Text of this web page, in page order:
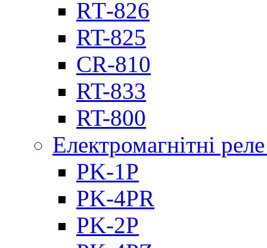
RТ-826
RT-825
CR-810
RT-833
RT-800
Електромагнітні
PK-1P
PK-4PR
PK-2Р